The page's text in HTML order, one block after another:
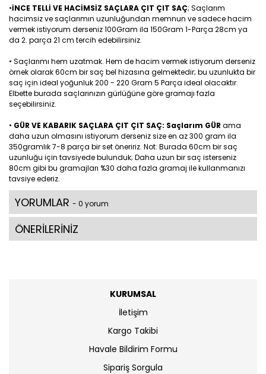
•İNCE TELLİ VE HACİMSİZ SAÇLARA ÇIT ÇIT SAÇ; Saçlarım
hacimsiz ve saçlarımın uzunluğundan memnun ve sadece hacim
vermek istiyorum derseniz 100Gram ila 150Gram 1-Parça 28cm ya
da 2. parça 21 cm tercih edebilirsiniz.
• Saçlarımı hem uzatmak. Hem de hacim vermek istiyorum derseniz
örnek olarak 60cm bir saç bel hizasına gelmektedir; bu uzunlukta bir
saç için ideal yoğunluk 200 - 220 Gram 5 Parça ideal olacaktır.
Elbette burada saçlarınızın gürlüğüne göre gramajı fazla
seçebilirsiniz.
• GÜR VE KABARIK SAÇLARA ÇIT ÇIT SAÇ: Saçlarım GÜR ama
daha uzun olmasını istiyorum derseniz size en az 300 gram ila
350gramlık 7-8 parça bir set öneririz. Not: Burada 60cm bir saç
uzunluğu için tavsiyede bulunduk; Daha uzun bir saç isterseniz
80cm gibi bu gramajları %30 daha fazla gramaj ile kullanmanızı
tavsiye ederiz.
YORUMLAR - 0 yorum
ÖNERİLERİNİZ
KURUMSAL
İletişim
Kargo Takibi
Havale Bildirim Formu
Sipariş Sorgula